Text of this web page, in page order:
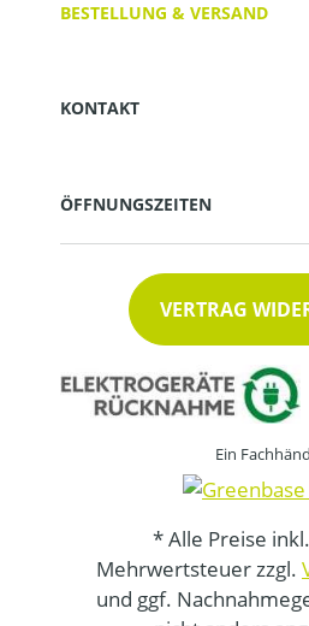
BESTELLUNG & VERSAND
KONTAKT
ÖFFNUNGSZEITEN
VERTRAG
Ein
* Alle Preise
Mehrwertsteuer zzgl.
und ggf.